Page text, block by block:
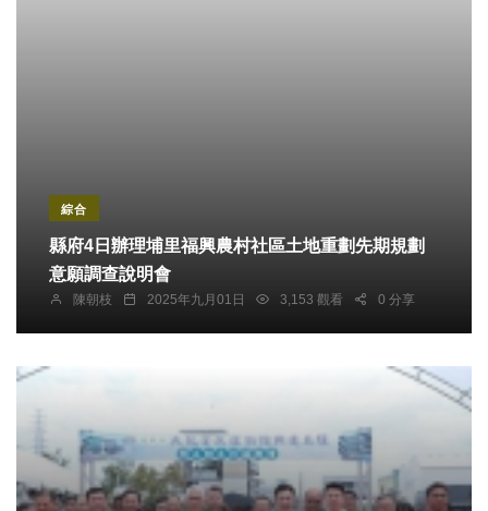
綜合
縣府4日辦理埔里福興農村社區土地重劃先期規劃
意願調查說明會
陳朝枝 2025年九月01日 3,153 觀看 0 分享